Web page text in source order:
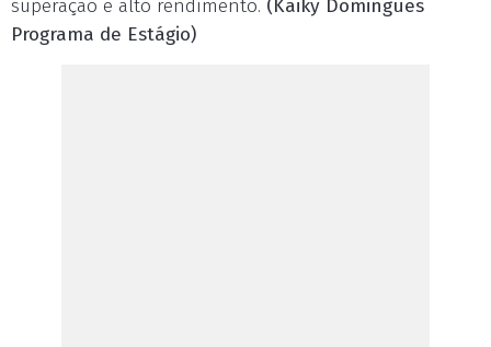
superação e alto rendimento. (Kaiky Domingues
Programa de Estágio)